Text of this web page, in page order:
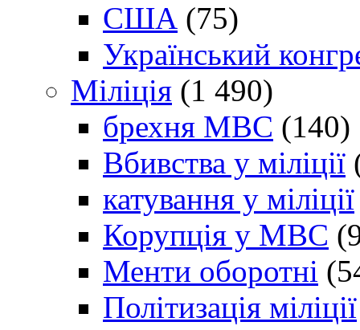
США (75)
Український
Міліція (1 490)
брехня МВС (140)
Вбивства у міліції
катування у міліції
Корупція у МВС
Менти оборотні
Політизація міліції